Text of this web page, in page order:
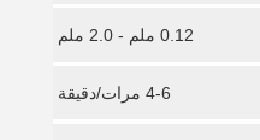
0.12 ملم - 2.0 ملم
4-6 مرات/دقيقة